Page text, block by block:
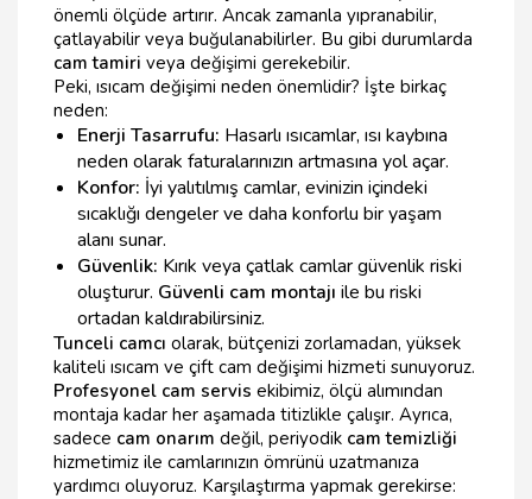
önemli ölçüde artırır. Ancak zamanla yıpranabilir,
çatlayabilir veya buğulanabilirler. Bu gibi durumlarda
cam tamiri veya değişimi gerekebilir.
Peki, ısıcam değişimi neden önemlidir? İşte birkaç
neden:
Enerji Tasarrufu: Hasarlı ısıcamlar, ısı kaybına
neden olarak faturalarınızın artmasına yol açar.
Konfor: İyi yalıtılmış camlar, evinizin içindeki
sıcaklığı dengeler ve daha konforlu bir yaşam
alanı sunar.
Güvenlik: Kırık veya çatlak camlar güvenlik riski
oluşturur. Güvenli cam montajı ile bu riski
ortadan kaldırabilirsiniz.
Tunceli camcı olarak, bütçenizi zorlamadan, yüksek
kaliteli ısıcam ve çift cam değişimi hizmeti sunuyoruz.
Profesyonel cam servis ekibimiz, ölçü alımından
montaja kadar her aşamada titizlikle çalışır. Ayrıca,
sadece cam onarım değil, periyodik cam temizliği
hizmetimiz ile camlarınızın ömrünü uzatmanıza
yardımcı oluyoruz. Karşılaştırma yapmak gerekirse: